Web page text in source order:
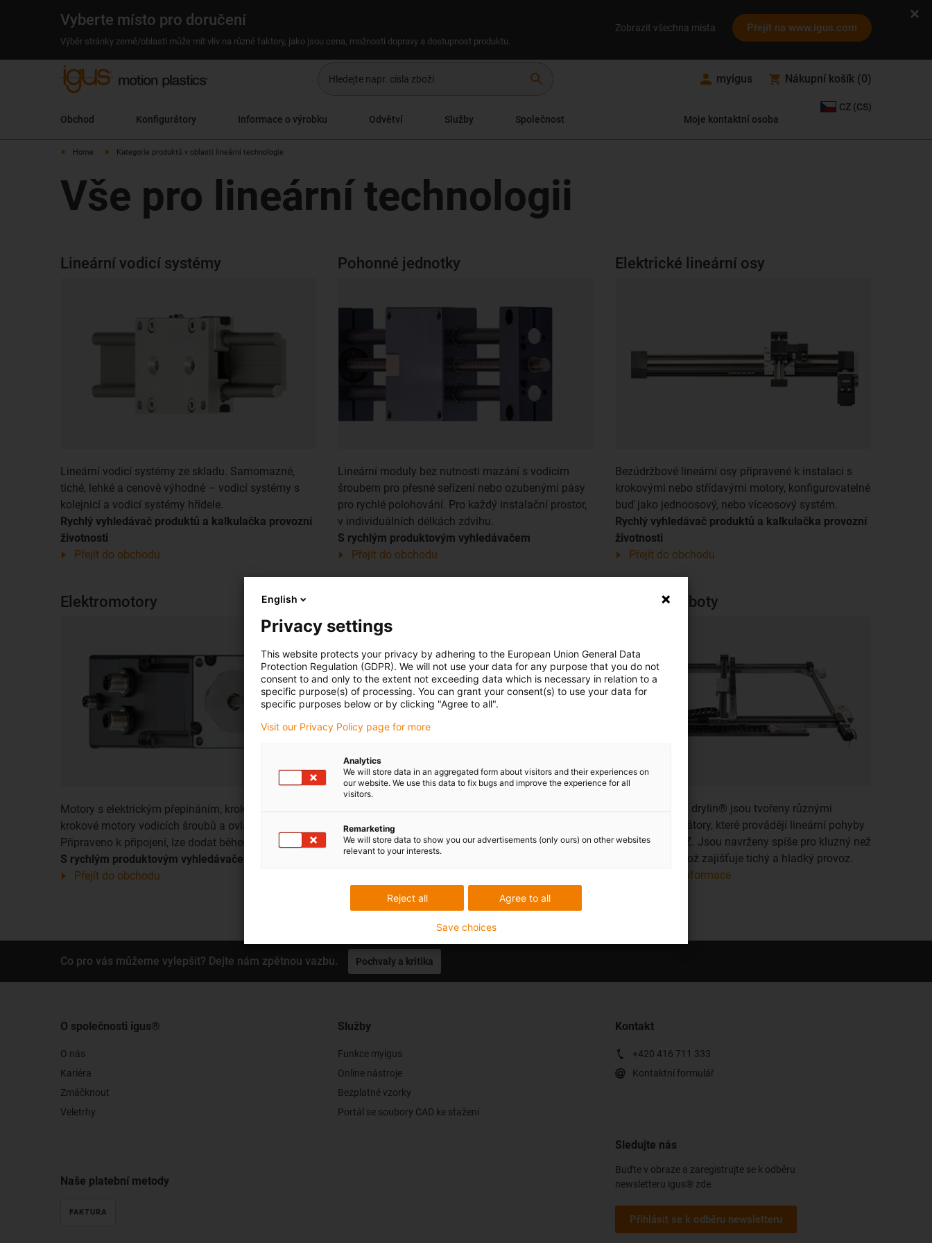
Vyberte místo pro doručení
Výběr stránky země/oblasti může mít vliv na různé faktory, jako jsou cena, možnosti dopravy a dostupnost produktu.
Zobrazit všechna místa Přejít na www.igus.com
search myigus Nákupní košík (0)
Obchod Konfigurátory Informace o výrobku Odvětví Služby Společnost Moje kontaktní osoba
CZ (CS)
Home Kategorie produktů v oblasti lineární technologie
Vše pro lineární technologii
Lineární vodicí systémy
Lineární vodicí systémy ze skladu. Samomazné,
tiché, lehké a cenově výhodné – vodicí systémy s
kolejnicí a vodicí systémy hřídele.
Rychlý vyhledávač produktů a kalkulačka provozní
životnosti
Přejít do obchodu
Pohonné jednotky
Lineární moduly bez nutnosti mazání s vodicím
šroubem pro přesné seřízení nebo ozubenými pásy
pro rychlé polohování. Pro každý instalační prostor,
v individuálních délkách zdvihu.
S rychlým produktovým vyhledávačem
Přejít do obchodu
Elektrické lineární osy
Bezúdržbové lineární osy připravené k instalaci s
krokovými nebo střídavými motory, konfigurovatelné
buď jako jednoosový, nebo víceosový systém.
Rychlý vyhledávač produktů a kalkulačka provozní
životnosti
Přejít do obchodu
Elektromotory
Motory s elektrickým přepínáním, krokové motory,
krokové motory vodicích šroubů a ovladače motorů.
Připraveno k připojení, lze dodat během 24 hodin.
S rychlým produktovým vyhledávačem
Přejít do obchodu
a samojistící trapézový a metrický závit.
Rychlý vyhledávač produktů a kalkulačka provozní
Lineární roboty
Lineární roboty drylin® jsou tvořeny různými
lineárními iniciátory, které provádějí lineární pohyby
po osách X, Y, Z. Jsou navrženy spíše pro kluzný než
valivý pohyb, což zajišťuje tichý a hladký provoz.
Doplňující informace
Co pro vás můžeme vylepšit? Dejte nám zpětnou vazbu. Pochvaly a kritika
O společnosti igus®
O nás
Kariéra
Zmáčknout
Veletrhy
Služby
Funkce myigus
Online nástroje
Bezplatné vzorky
Portál se soubory CAD ke stažení
Kontakt
+420 416 711 333
Kontaktní formulář
Naše platební metody
FAKTURA
Sledujte nás
Buďte v obraze a zaregistrujte se k odběru
newsletteru igus® zde.
Přihlásit se k odběru newsletteru
English
Privacy settings
This website protects your privacy by adhering to the European Union General Data
Protection Regulation (GDPR). We will not use your data for any purpose that you do not
consent to and only to the extent not exceeding data which is necessary in relation to a
specific purpose(s) of processing. You can grant your consent(s) to use your data for
specific purposes below or by clicking "Agree to all".
Visit our Privacy Policy page for more
Analytics
We will store data in an aggregated form about visitors and their experiences on
our website. We use this data to fix bugs and improve the experience for all
visitors.
Remarketing
We will store data to show you our advertisements (only ours) on other websites
relevant to your interests.
Agree to all
Reject all
Save choices